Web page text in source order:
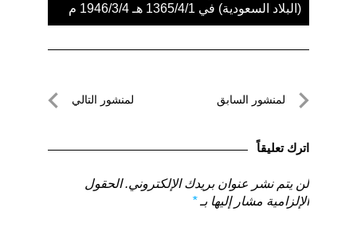
(البلاد السعودية) في 1365/4/1 هـ 1946/3/4 م
تصفّحلمنشور السابق
السابق
لمنشور التالي
اترك تعليقاً
لن يتم نشر عنوان بريدك الإلكتروني. الحقول
الإلزامية مشار إليها بـ*